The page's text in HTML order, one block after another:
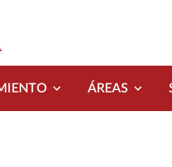
ÁREAS